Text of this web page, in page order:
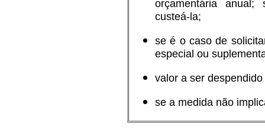
orçamentária
custeá-la;
se é o caso de
especial ou
valor a ser
se a medida não